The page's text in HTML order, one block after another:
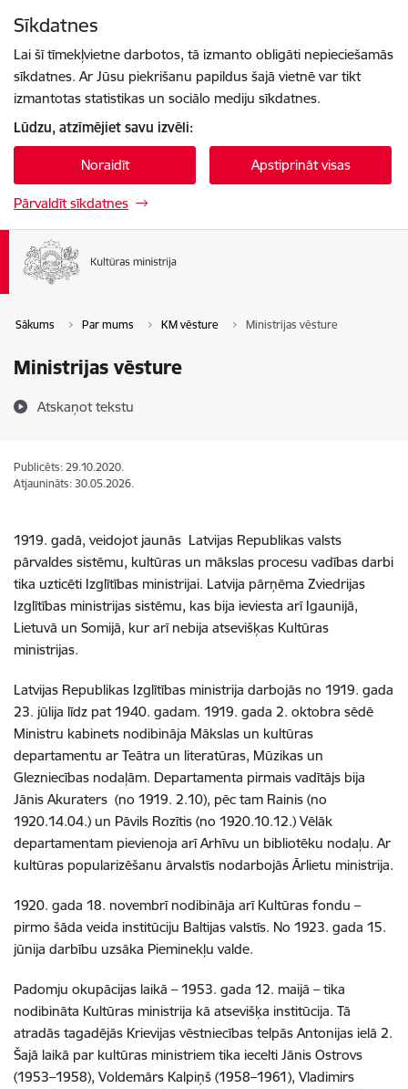
Sīkdatnes
Lai šī tīmekļvietne darbotos, tā izmanto obligāti nepieciešamās
sīkdatnes. Ar Jūsu piekrišanu papildus šajā vietnē var tikt
izmantotas statistikas un sociālo mediju sīkdatnes.
Lūdzu, atzīmējiet savu izvēli:
Noraidīt Apstiprināt visas
Pārvaldīt sīkdatnes
Sākums Par mums KM vēsture Ministrijas vēsture
Ministrijas vēsture
Atskaņot tekstu
Publicēts: 29.10.2020.
Atjaunināts: 30.05.2026.
1919. gadā, veidojot jaunās Latvijas Republikas valsts
pārvaldes sistēmu, kultūras un mākslas procesu vadības darbi
tika uzticēti Izglītības ministrijai. Latvija pārņēma Zviedrijas
Izglītības ministrijas sistēmu, kas bija ieviesta arī Igaunijā,
Lietuvā un Somijā, kur arī nebija atsevišķas Kultūras
ministrijas.
Latvijas Republikas Izglītības ministrija darbojās no 1919. gada
23. jūlija līdz pat 1940. gadam. 1919. gada 2. oktobra sēdē
Ministru kabinets nodibināja Mākslas un kultūras
departamentu ar Teātra un literatūras, Mūzikas un
Glezniecības nodaļām. Departamenta pirmais vadītājs bija
Jānis Akuraters (no 1919. 2.10), pēc tam Rainis (no
1920.14.04.) un Pāvils Rozītis (no 1920.10.12.) Vēlāk
departamentam pievienoja arī Arhīvu un bibliotēku nodaļu. Ar
kultūras popularizēšanu ārvalstīs nodarbojās Ārlietu ministrija.
1920. gada 18. novembrī nodibināja arī Kultūras fondu –
pirmo šāda veida institūciju Baltijas valstīs. No 1923. gada 15.
jūnija darbību uzsāka Pieminekļu valde.
Padomju okupācijas laikā – 1953. gada 12. maijā – tika
nodibināta Kultūras ministrija kā atsevišķa institūcija. Tā
atradās tagadējās Krievijas vēstniecības telpās Antonijas ielā 2.
Šajā laikā par kultūras ministriem tika iecelti Jānis Ostrovs
(1953–1958), Voldemārs Kalpiņš (1958–1961), Vladimirs